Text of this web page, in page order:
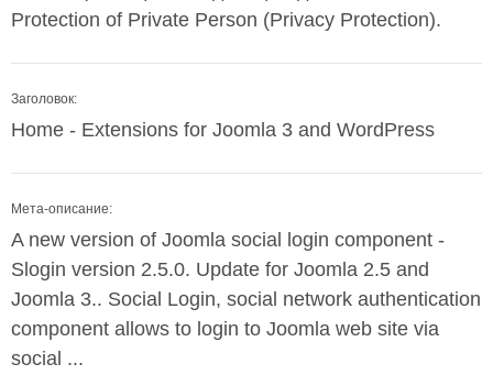
Protection of Private Person (Privacy Protection).
Заголовок:
Home - Extensions for Joomla 3 and WordPress
Мета-описание:
A new version of Joomla social login component -
Slogin version 2.5.0. Update for Joomla 2.5 and
Joomla 3.. Social Login, social network authentication
component allows to login to Joomla web site via
social ...